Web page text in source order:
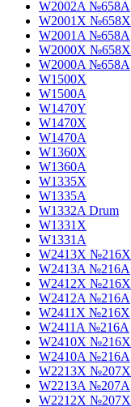
W2002A №658A
W2001X №658X
W2001A №658A
W2000X №658X
W2000A №658A
W1500X
W1500A
W1470Y
W1470X
W1470A
W1360X
W1360A
W1335X
W1335A
W1332A Drum
W1331X
W1331A
W2413X №216X
W2413A №216A
W2412X №216X
W2412A №216A
W2411X №216X
W2411A №216A
W2410X №216X
W2410A №216A
W2213X №207X
W2213A №207A
W2212X №207X